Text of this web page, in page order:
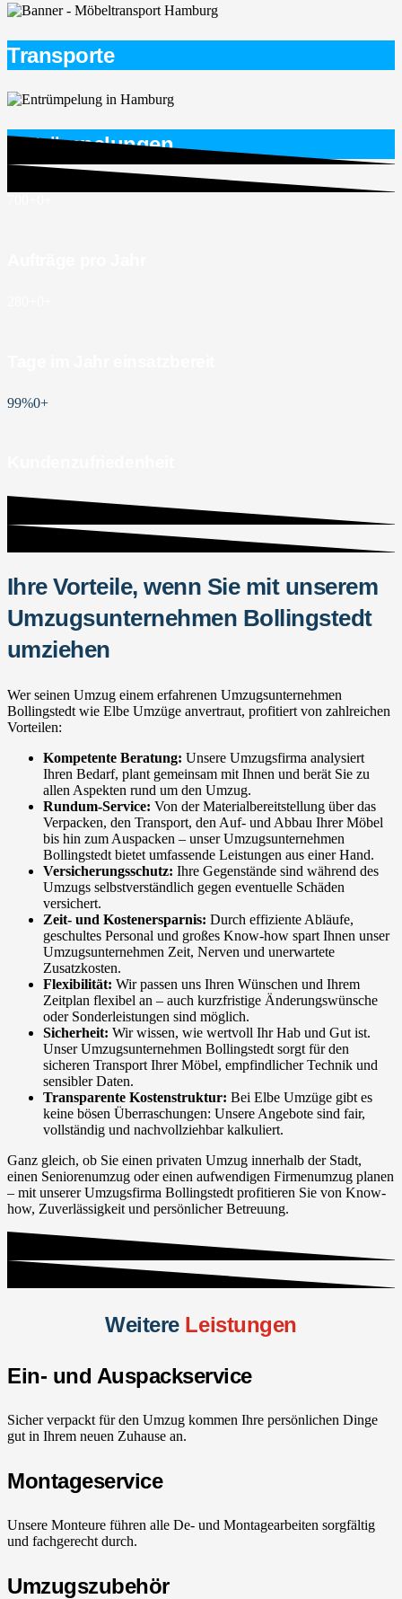
Transporte
Entrümpelungen
99%0+
Ihre Vorteile, wenn Sie mit unserem
Umzugsunternehmen Bollingstedt
umziehen
Wer seinen Umzug einem erfahrenen Umzugsunternehmen
Bollingstedt wie Elbe Umzüge anvertraut, profitiert von zahlreichen
Vorteilen:
Kompetente Beratung: Unsere Umzugsfirma analysiert
Ihren Bedarf, plant gemeinsam mit Ihnen und berät Sie zu
allen Aspekten rund um den Umzug.
Rundum-Service: Von der Materialbereitstellung über das
Verpacken, den Transport, den Auf- und Abbau Ihrer Möbel
bis hin zum Auspacken – unser Umzugsunternehmen
Bollingstedt bietet umfassende Leistungen aus einer Hand.
Versicherungsschutz: Ihre Gegenstände sind während des
Umzugs selbstverständlich gegen eventuelle Schäden
versichert.
Zeit- und Kostenersparnis: Durch effiziente Abläufe,
geschultes Personal und großes Know-how spart Ihnen unser
Umzugsunternehmen Zeit, Nerven und unerwartete
Zusatzkosten.
Flexibilität: Wir passen uns Ihren Wünschen und Ihrem
Zeitplan flexibel an – auch kurzfristige Änderungswünsche
oder Sonderleistungen sind möglich.
Sicherheit: Wir wissen, wie wertvoll Ihr Hab und Gut ist.
Unser Umzugsunternehmen Bollingstedt sorgt für den
sicheren Transport Ihrer Möbel, empfindlicher Technik und
sensibler Daten.
Transparente Kostenstruktur: Bei Elbe Umzüge gibt es
keine bösen Überraschungen: Unsere Angebote sind fair,
vollständig und nachvollziehbar kalkuliert.
Ganz gleich, ob Sie einen privaten Umzug innerhalb der Stadt,
einen Seniorenumzug oder einen aufwendigen Firmenumzug planen
– mit unserer Umzugsfirma Bollingstedt profitieren Sie von Know-
how, Zuverlässigkeit und persönlicher Betreuung.
Weitere Leistungen
Ein- und Auspackservice
Sicher verpackt für den Umzug kommen Ihre persönlichen Dinge
gut in Ihrem neuen Zuhause an.
Montageservice
Unsere Monteure führen alle De- und Montagearbeiten sorgfältig
und fachgerecht durch.
Umzugszubehör